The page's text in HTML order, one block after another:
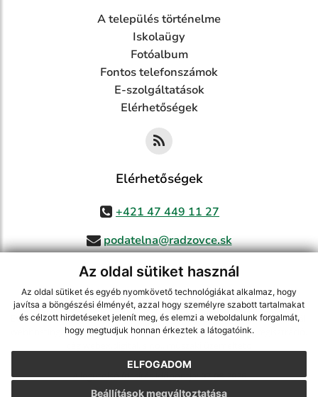
Az oldal sütiket használ
Az oldal sütiket és egyéb nyomkövető technológiákat alkalmaz, hogy
javítsa a böngészési élményét, azzal hogy személyre szabott tartalmakat
és célzott hirdetéseket jelenít meg, és elemzi a weboldalunk forgalmát,
hogy megtudjuk honnan érkeztek a látogatóink.
ELFOGADOM
Beállítások megváltoztatása
A település történelme
Iskolaügy
Fotóalbum
Fontos telefonszámok
E-szolgáltatások
Elérhetőségek
Elérhetőségek
+421 47 449 11 27
podatelna@radzovce.sk
jusson a legfrissebb információkhoz az RSS csatornánkon keresztűl,
ECHELON 2 tartalomkezelő rendszer,Honlap térkép,Internetes portál
webex.digital, s.r.o.,doménnevek ,doménnév regisztráció
A legutolsó frissítés időpontja:07.08.2026